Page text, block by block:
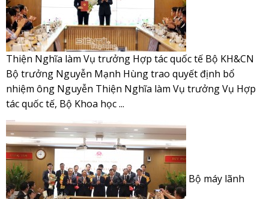
Thiện Nghĩa làm Vụ trưởng Hợp tác quốc tế Bộ KH&CN
Bộ trưởng Nguyễn Mạnh Hùng trao quyết định bổ
nhiệm ông Nguyễn Thiện Nghĩa làm Vụ trưởng Vụ Hợp
tác quốc tế, Bộ Khoa học ...
Bộ máy lãnh